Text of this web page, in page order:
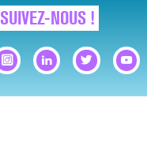
SUIVEZ-NOUS !